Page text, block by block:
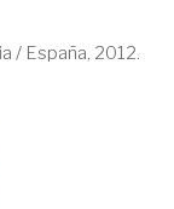
/ España, 2012.